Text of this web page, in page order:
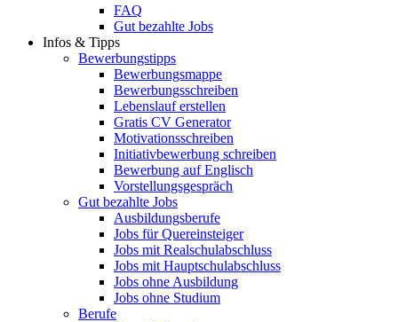
FAQ
Gut bezahlte Jobs
Infos & Tipps
Bewerbungstipps
Bewerbungsmappe
Bewerbungsschreiben
Lebenslauf erstellen
Gratis CV Generator
Motivationsschreiben
Initiativbewerbung schreiben
Bewerbung auf Englisch
Vorstellungsgespräch
Gut bezahlte Jobs
Ausbildungsberufe
Jobs für Quereinsteiger
Jobs mit Realschulabschluss
Jobs mit Hauptschulabschluss
Jobs ohne Ausbildung
Jobs ohne Studium
Berufe